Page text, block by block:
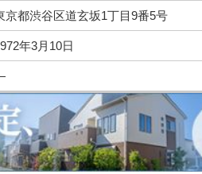
京都渋谷区道玄坂1丁目9番5号
年3月10日